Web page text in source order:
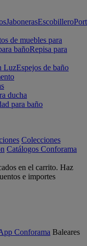
JabonerasEscobillero
de muebles para
bañoRepisa para
LuzEspejos de baño
ducha
para baño
Colecciones
Catálogos Conforama
en el carrito. Haz
e importes
Conforama Baleares